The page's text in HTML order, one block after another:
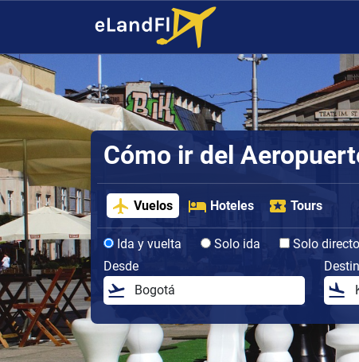
Cómo ir del
Vuelos Hoteles Tours
Ida y vuelta Solo ida
Solo
Desde